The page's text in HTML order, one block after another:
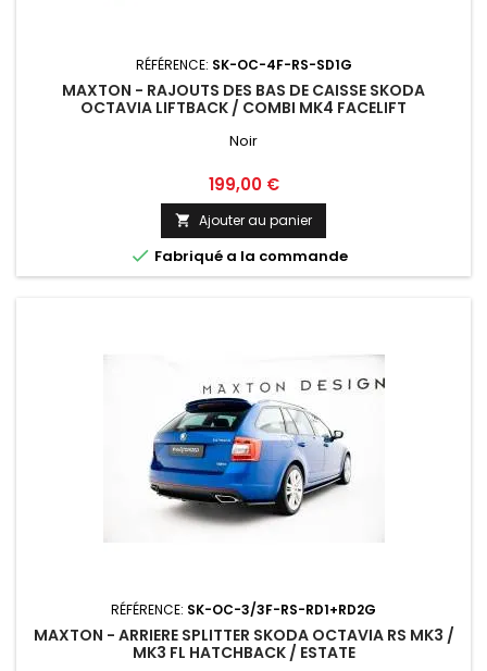
RÉFÉRENCE: SK-OC-4F-RS-SD1G
MAXTON - RAJOUTS DES BAS DE CAISSE SKODA
OCTAVIA LIFTBACK / COMBI MK4 FACELIFT
Noir
Prix
199,00 €
 Ajouter au panier
 Fabriqué a la commande
RÉFÉRENCE: SK-OC-3/3F-RS-RD1+RD2G
MAXTON - ARRIERE SPLITTER SKODA OCTAVIA RS MK3 /
MK3 FL HATCHBACK / ESTATE